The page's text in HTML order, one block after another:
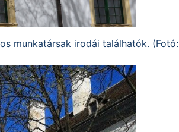
munkatársak irodái találhatók. (Fotó: